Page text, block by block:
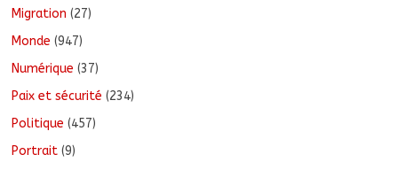
Migration (27)
Monde (947)
Numérique (37)
Paix et sécurité (234)
Politique (457)
Portrait (9)